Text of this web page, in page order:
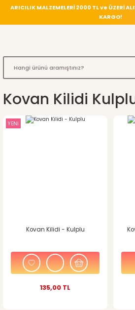
ARICILIK MALZEMELERİ 2000 TL ve ÜZERİ
KARGO!
Kovan Kilidi
YENİ
Kovan Kilidi - Kulplu
135,00 TL